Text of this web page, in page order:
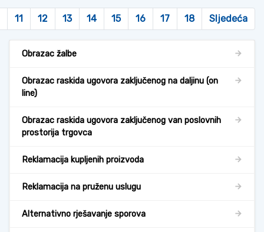
11 12 13 14 15 16 17 18 Sljedeća
Obrazac žalbe
Obrazac raskida ugovora zaključenog na daljinu (on
line)
Obrazac raskida ugovora zaključenog van poslovnih
prostorija trgovca
Reklamacija kupljenih proizvoda
Reklamacija na pruženu uslugu
Alternativno rješavanje sporova